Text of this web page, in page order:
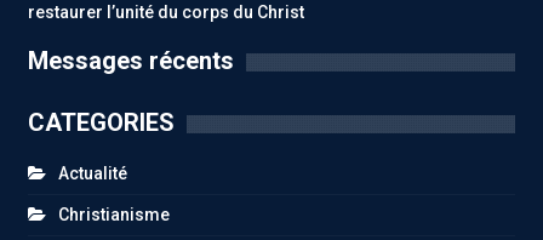
restaurer l’unité du corps du Christ
Messages récents
CATEGORIES
Actualité
Christianisme